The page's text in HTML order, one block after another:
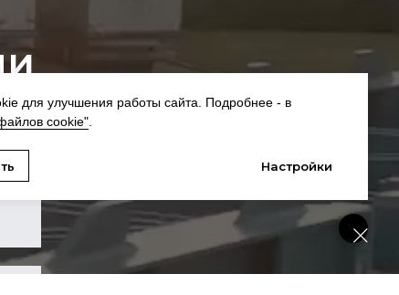
для улучшения работы сайта. Подробнее - в
cookie".
Настройки